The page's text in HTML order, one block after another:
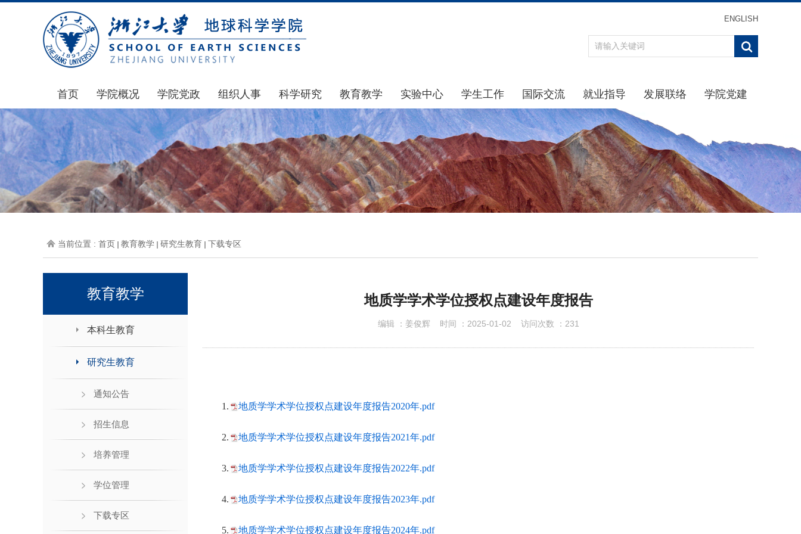
ENGLISH
首页 学院概况
学院简介
发展简史
组织机构
师资力量
虚拟学院
学院党政
通知公告
学院发文
党委会议纪要
党政联席会议纪要
教授委员会议纪要
办事指南
组织人事
通知公告
博士后管理
人才招聘
年度考核
岗位聘任
下载专区
科学研究
国家基金
科研公示
通知公告
科研动态
政策文件
教育教学
本科生教育
研究生教育
实验中心
中心简介
中心动态
规章制度
实验室和仪器设备
大型仪器设备管理
学生工作
通知公告
风采展示
团学建设
奖助贷补
学生组织
国际交流
办事指南
通知公告
规章制度
动态
交流项目
就业指导
重点引导
通知公告
生涯规划
招聘信息
下载专区
发展联络
最新消息
校友分会
校友返校
校友名录
校友捐赠
学院党建
理论学
学院纪
党建下
当前位置 : 首页 教育教学 研究生教育 下载专区
教育教学
本科生教育
研究生教育
通知公告
招生信息
培养管理
学位管理
下载专区
地质学学术学位授权点建设年度报告
编辑 ： 姜俊辉 时间 ： 2025-01-02 访问次数 ： 231
1. 地质学学术学位授权点建设年度报告2020年.pdf
2. 地质学学术学位授权点建设年度报告2021年.pdf
3. 地质学学术学位授权点建设年度报告2022年.pdf
4. 地质学学术学位授权点建设年度报告2023年.pdf
5. 地质学学术学位授权点建设年度报告2024年.pdf